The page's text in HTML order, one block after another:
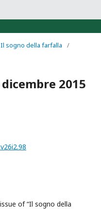
Il sogno della farfalla
/
2015
of “Il sogno della